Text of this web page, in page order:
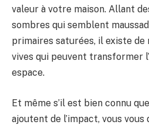
valeur à votre maison. Allant
sombres qui semblent
primaires saturées, il existe de
vives qui peuvent transformer
espace.
Et même s’il est bien connu
ajoutent de l’impact, vous